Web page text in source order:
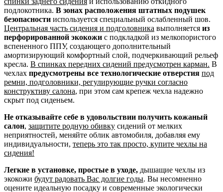
подлокотника. В зонах расположения штатных подушек
безопасности используется специальный ослабленный шов.
Центральная часть сидения и подголовника выполняется из
перфорированной экокожи с подкладкой из мелкопористого
вспененного ППУ, создающего дополнительный
амортизирующий комфортный слой, подчеркивающий рельеф
кресла. В спинках передних сидений предусмотрен карман. В
чехлах предусмотрены все технологические отверстия под
ремни, подголовники, регулирующие ручки согласно
конструктиву салона, при этом сам крепеж чехла надежно
скрыт под сиденьем.
Не отказывайте себе в удовольствии получить кожаный
салон, защитите родную обивку сидений от мелких
неприятностей, меняйте облик автомобиля, добавляя ему
индивидуальности, теперь это так просто, купите чехлы на
сидения!
Легкие в установке, простые в уходе, дышащие чехлы из
экокожи будут радовать Вас долгие годы. Вы несомненно
оцените идеальную посадку и современные экологически